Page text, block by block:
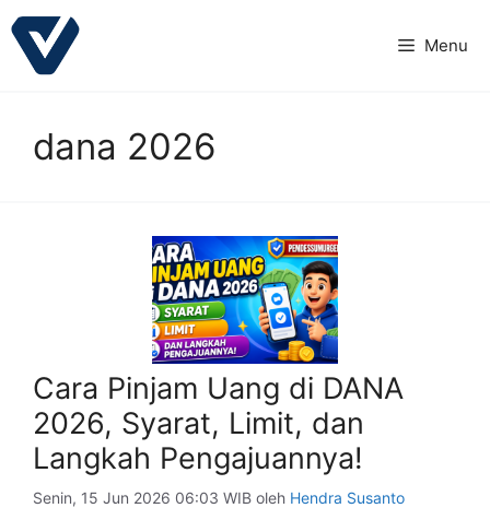
Langsung
ke
Menu
dana 2026
Cara Pinjam Uang di DANA
2026, Syarat, Limit, dan
Langkah Pengajuannya!
Senin, 15 Jun 2026 06:03 WIB oleh Hendra Susanto